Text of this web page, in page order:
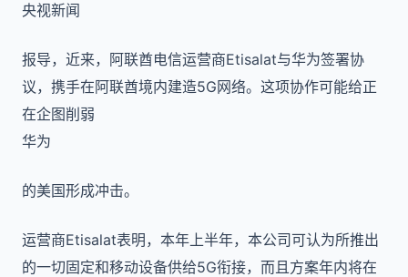
央视新闻
报导，近来，阿联酋电信运营商Etisalat与华为签署协
议，携手在阿联酋境内建造5G网络。这项协作可能给正
在企图削弱
华为
的美国形成冲击。
运营商Etisalat表明，本年上半年，本公司可认为所推出
的一切固定和移动设备供给5G衔接，而且方案年内将在